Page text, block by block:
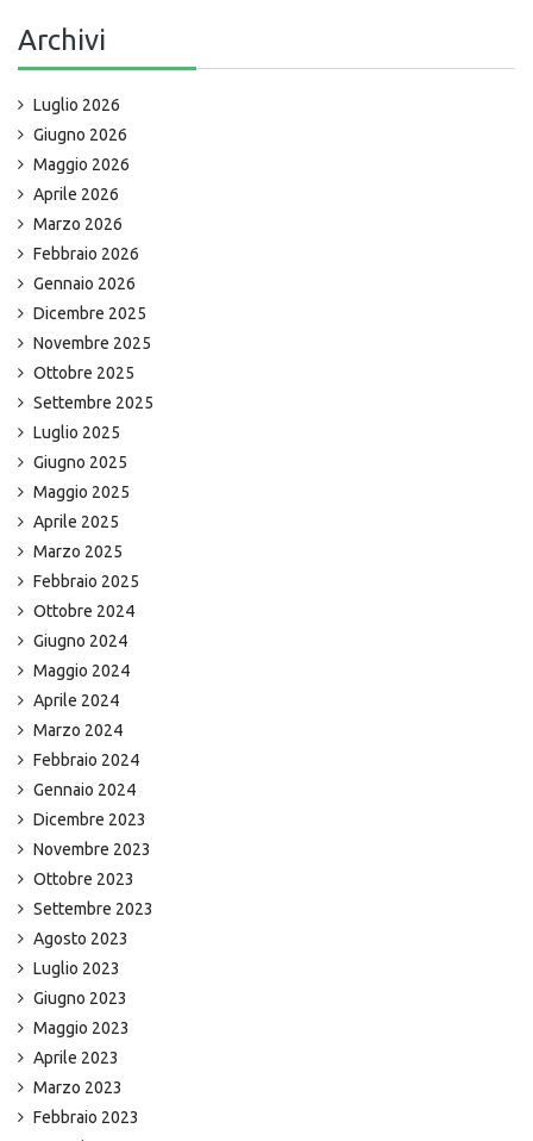
Archivi
Luglio 2026
Giugno 2026
Maggio 2026
Aprile 2026
Marzo 2026
Febbraio 2026
Gennaio 2026
Dicembre 2025
Novembre 2025
Ottobre 2025
Settembre 2025
Luglio 2025
Giugno 2025
Maggio 2025
Aprile 2025
Marzo 2025
Febbraio 2025
Ottobre 2024
Giugno 2024
Maggio 2024
Aprile 2024
Marzo 2024
Febbraio 2024
Gennaio 2024
Dicembre 2023
Novembre 2023
Ottobre 2023
Settembre 2023
Agosto 2023
Luglio 2023
Giugno 2023
Maggio 2023
Aprile 2023
Marzo 2023
Febbraio 2023